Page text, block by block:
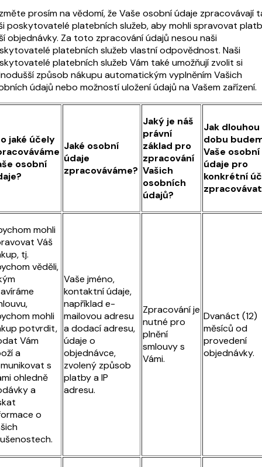
prosím na vědomí, že Vaše osobní údaje zpracovávají
poskytovatelé platebních služeb, aby mohli spravovat
objednávky. Za toto zpracování údajů nesou naši
platebních služeb vlastní odpovědnost. Naši
platebních služeb Vám také umožňují zvolit si
způsob nákupu automatickým vyplněním Vašich
údajů nebo možností uložení údajů na Vašem zařízení.
jaké účely
osobní
Jaké osobní
údaje
zpracováváme?
Jaký je náš
právní
základ pro
zpracování
Vašich
osobních
údajů?
Jak dlouhou
dobu
Vaše osobní
údaje pro
konkrétní
mohli
Váš
tj.
věděli,
mohli
potvrdit,
Vám
a
s
ohledně
a
o
Vaše jméno,
kontaktní údaje,
například e-
mailovou adresu
a dodací adresu,
údaje o
objednávce,
zvolený způsob
platby a IP
adresu.
Zpracování je
nutné pro
plnění
smlouvy s
Vámi.
Dvanáct (12)
měsíců od
provedení
objednávky.